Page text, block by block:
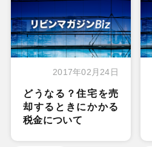
2017年02月24日
どうなる？住宅を売
却するときにかかる
税金について